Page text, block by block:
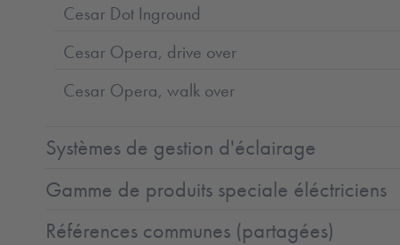
Cesar Dot Inground
Cesar Opera, drive over
Cesar Opera, walk over
Systèmes de gestion d'éclairage
Gamme de produits speciale éléctriciens
Références communes (partagées)